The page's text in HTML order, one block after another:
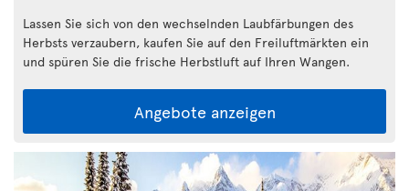
Lassen Sie sich von den wechselnden Laubfärbungen des
Herbsts verzaubern, kaufen Sie auf den Freiluftmärkten ein
und spüren Sie die frische Herbstluft auf Ihren Wangen.
Angebote anzeigen